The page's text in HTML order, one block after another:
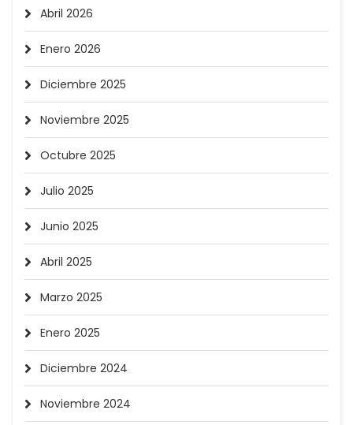
Abril 2026
Enero 2026
Diciembre 2025
Noviembre 2025
Octubre 2025
Julio 2025
Junio 2025
Abril 2025
Marzo 2025
Enero 2025
Diciembre 2024
Noviembre 2024